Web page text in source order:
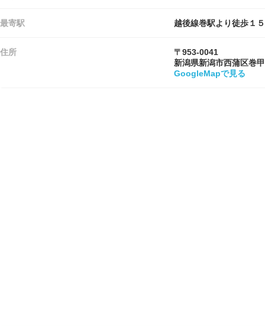
最寄駅 越後線巻駅より徒歩１
住所
〒953-0041
新潟県新潟市西蒲区巻
GoogleMapで見る